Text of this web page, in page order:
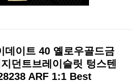
데이트 40 옐로우골드금
던트브레이슬릿 텅스텐
ARF 1:1 Best